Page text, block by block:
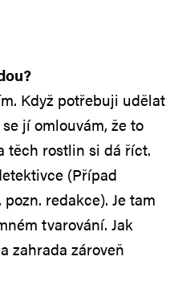
Když potřebuji udělat
jí omlouvám, že to
těch rostlin si dá říct.
(Případ
redakce). Je tam
tvarování. Jak
zahrada zároveň